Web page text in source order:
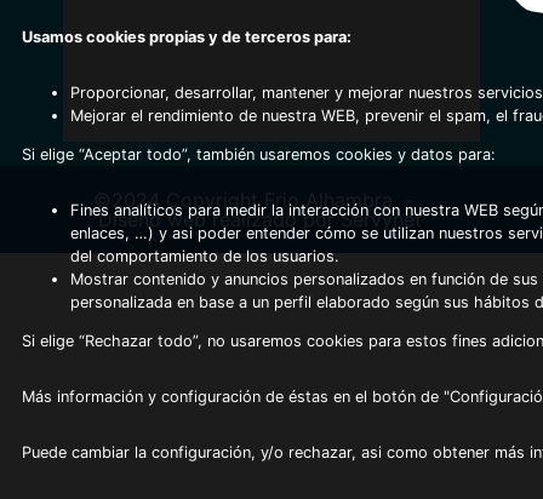
©2024 Copyright Frio Alhambra
Diseño web realizado por Servynet
Usamos cookies propias y de terceros para:
Proporcionar, desarrollar, mantener y mejorar nuestros
Mejorar el rendimiento de nuestra WEB, prevenir el spam, el
Si elige “Aceptar todo”, también usaremos cookies y datos para:
Fines analíticos para medir la interacción con nuestra WEB
enlaces, …) y asi poder entender cómo se utilizan nuestros
del comportamiento de los usuarios.
Mostrar contenido y anuncios personalizados en función de
personalizada en base a un perfil elaborado según sus hábitos
Si elige “Rechazar todo”, no usaremos cookies para estos fines
Más información y configuración de éstas en el botón de
Puede cambiar la configuración, y/o rechazar, asi como obtener más